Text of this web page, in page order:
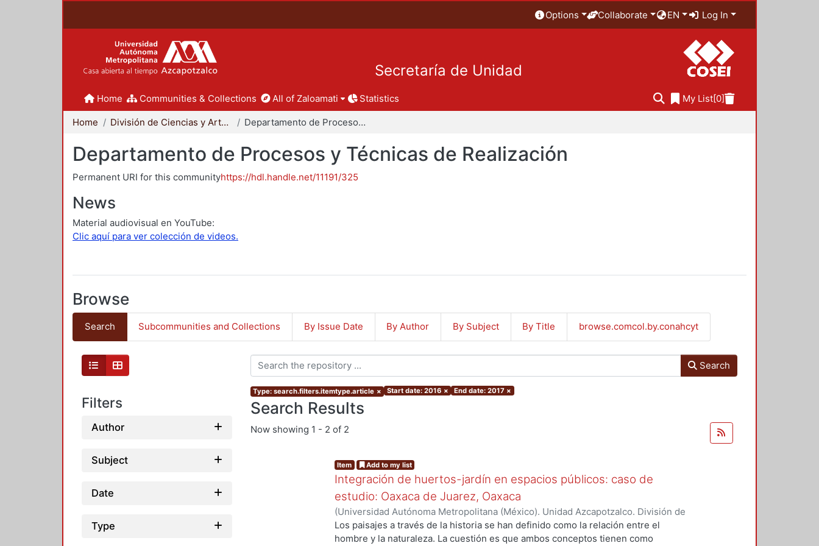
Options Collaborate EN Log In
Secretaría de Unidad
Home Communities & Collections All of Zaloamati Statistics My List[0]
Home División de Ciencias y Artes para el Diseño Departamento de Procesos y Técnicas de Realización
Departamento de Procesos y Técnicas de Realización
Permanent URI for this communityhttps://hdl.handle.net/11191/325
News
Material audiovisual en YouTube:
Clic aquí para ver colección de videos.
Browse
Search Subcommunities and Collections By Issue Date By Author By Subject By Title browse.comcol.by.conahcyt
Filters
Author
Subject
Date
Type
Search
Type: search.filters.itemtype.article × Start date: 2016 × End date: 2017 ×
Search Results
Now showing 1 - 2 of 2
Item Add to my list
Integración de huertos-jardín en espacios públicos: caso de
estudio: Oaxaca de Juarez, Oaxaca
(Universidad Autónoma Metropolitana (México). Unidad Azcapotzalco. División de
Ciencias y Artes para el Diseño.,2016-10-26)Poó Rubio, Aurora;Soto Carrasquel,
Esmeralda
Los paisajes a través de la historia se han definido como la relación entre el
hombre y la naturaleza. La cuestión es que ambos conceptos tienen como